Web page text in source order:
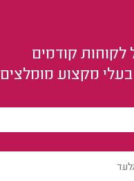
קודמים
בעלי מקצוע מומלצים